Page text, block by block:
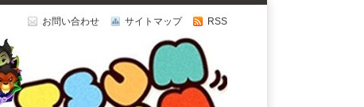
お問い合わせ サイトマップ RSS